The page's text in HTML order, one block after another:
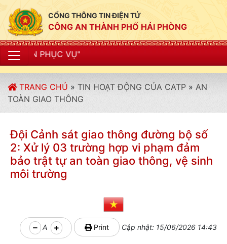
CỔNG THÔNG TIN ĐIỆN TỬ
CÔNG AN THÀNH PHỐ HẢI PHÒNG
TRANG CHỦ » TIN HOẠT ĐỘNG CỦA CATP » AN
TOÀN GIAO THÔNG
Đội Cảnh sát giao thông đường bộ số
2: Xử lý 03 trường hợp vi phạm đảm
bảo trật tự an toàn giao thông, vệ sinh
môi trường
A Print Cập nhật: 15/06/2026 14:43